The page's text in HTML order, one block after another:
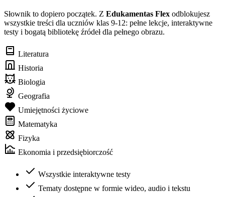
Słownik to dopiero początek. Z Edukamentas Flex odblokujesz
wszystkie treści dla uczniów klas 9-12: pełne lekcje, interaktywne
testy i bogatą bibliotekę źródeł dla pełnego obrazu.
Literatura
Historia
Biologia
Geografia
Umiejętności życiowe
Matematyka
Fizyka
Ekonomia i przedsiębiorczość
Wszystkie interaktywne testy
Tematy dostępne w formie wideo, audio i tekstu